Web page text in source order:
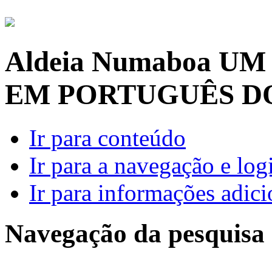
Aldeia Numaboa UM
EM PORTUGUÊS
Ir para conteúdo
Ir para a navegação e
Ir para informações
Navegação da pesquisa